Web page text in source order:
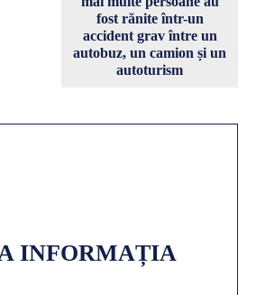
fost rănite într-un
accident grav între un
autobuz, un camion și un
autoturism
INFORMAȚIA